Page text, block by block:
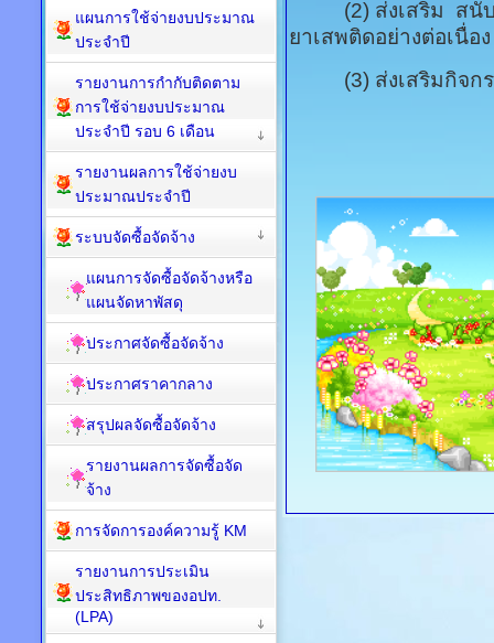
(2) ส่งเสริม สนับ
ยาเสพติดอย่างต่อเนื่อง
(3) ส่งเสริมกิจกร
แผนการใช้จ่ายงบประมาณ
ประจำปี
รายงานการกำกับติดตาม
การใช้จ่ายงบประมาณ
ประจำปี รอบ 6 เดือน
รายงานผลการใช้จ่ายงบ
ประมาณประจำปี
ระบบจัดซื้อจัดจ้าง
แผนการจัดซื้อจัดจ้างหรือ
แผนจัดหาพัสดุ
ประกาศจัดซื้อจัดจ้าง
ประกาศราคากลาง
สรุปผลจัดซื้อจัดจ้าง
รายงานผลการจัดซื้อจัด
จ้าง
การจัดการองค์ความรู้ KM
รายงานการประเมิน
ประสิทธิภาพของอปท.
(LPA)